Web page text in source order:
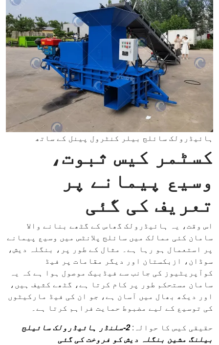
ہائیڈرولک سائلج بیلر کنٹرول پینل کے ساتھ
کسٹمر کیس ثبوت،
وسیع پیمانے پر
تعریف کی گئی
اس وقت، یہ ہائیڈرولک گھاس کے گٹھے بنانے والا
سامان کئی ممالک میں سائلج پلانٹس میں وسیع پیمانے
پر استعمال ہو رہا ہے۔ مثال کے طور پر، بنگلہ دیش،
سوڈان، ازبکستان اور دیگر مقامات پر فیڈ
کوآپریٹیوز کی جانب سے فیڈبیک موصول ہوا ہے کہ یہ
سامان مستحکم طور پر کام کرتا ہے، گٹھے کثیف ہیں،
اور دیکھ بھال میں آسان ہے، جو ان کی فیڈ مارکیٹوں
کی توسیع کے لیے مضبوط حمایت فراہم کرتا ہے۔
حقیقی کیس کا حوالہ: 2-سلنڈر ہائیڈرولک سائیلج
بیلنگ مشین بنگلہ دیش کو فروخت کی گئی